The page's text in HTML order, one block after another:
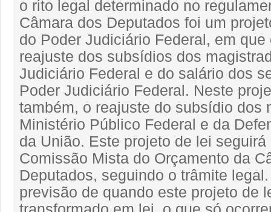
o rito legal determinado no
Câmara dos Deputados foi um
do Poder Judiciário Federal, em que
reajuste dos subsídios dos
Judiciário Federal e do salário dos
Poder Judiciário Federal. Neste
também, o reajuste do subsídio dos
Ministério Público Federal e da
da União. Este projeto de lei seguirá
Comissão Mista do Orçamento da
Deputados, seguindo o trâmite
previsão de quando este projeto de